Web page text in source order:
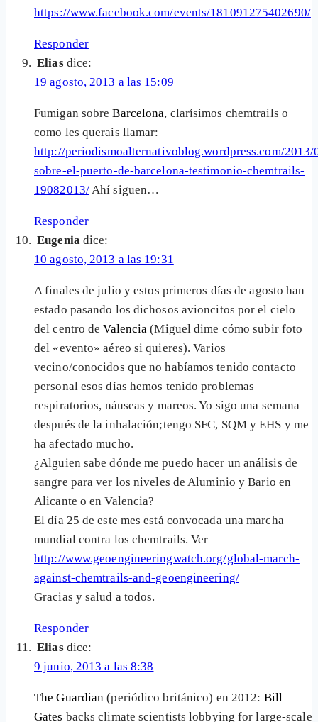
https://www.facebook.com/events/181091275402690/
Responder
Elias dice:
19 agosto, 2013 a las 15:09
Fumigan sobreBarcelona, clarísimos chemtrails o
como les querais llamar:
http://periodismoalternativoblog.wordpress.com/
sobre-el-puerto-de-barcelona-testimonio-chemtrails-
19082013/Ahí siguen…
Responder
Eugenia dice:
10 agosto, 2013 a las 19:31
A finales de julio y estos primeros días de agosto han
estado pasando los dichosos avioncitos por el cielo
del centro deValencia(Miguel dime cómo subir foto
del «evento» aéreo si quieres). Varios
vecino/conocidos que no habíamos tenido contacto
personal esos días hemos tenido problemas
respiratorios, náuseas y mareos. Yo sigo una semana
después de la inhalación;tengo SFC, SQM y EHS y me
ha afectado mucho.
¿Alguien sabe dónde me puedo hacer un análisis de
sangre para ver los niveles de Aluminio y Bario en
Alicante o en Valencia?
El día 25 de este mes está convocada una marcha
mundial contra los chemtrails. Ver
http://www.geoengineeringwatch.org/global-march-
against-chemtrails-and-geoengineering/
Gracias y salud a todos.
Responder
Elias dice:
9 junio, 2013 a las 8:38
The Guardian (periódico británico) en 2012: Bill
Gates backs climate scientists lobbying for large-scale